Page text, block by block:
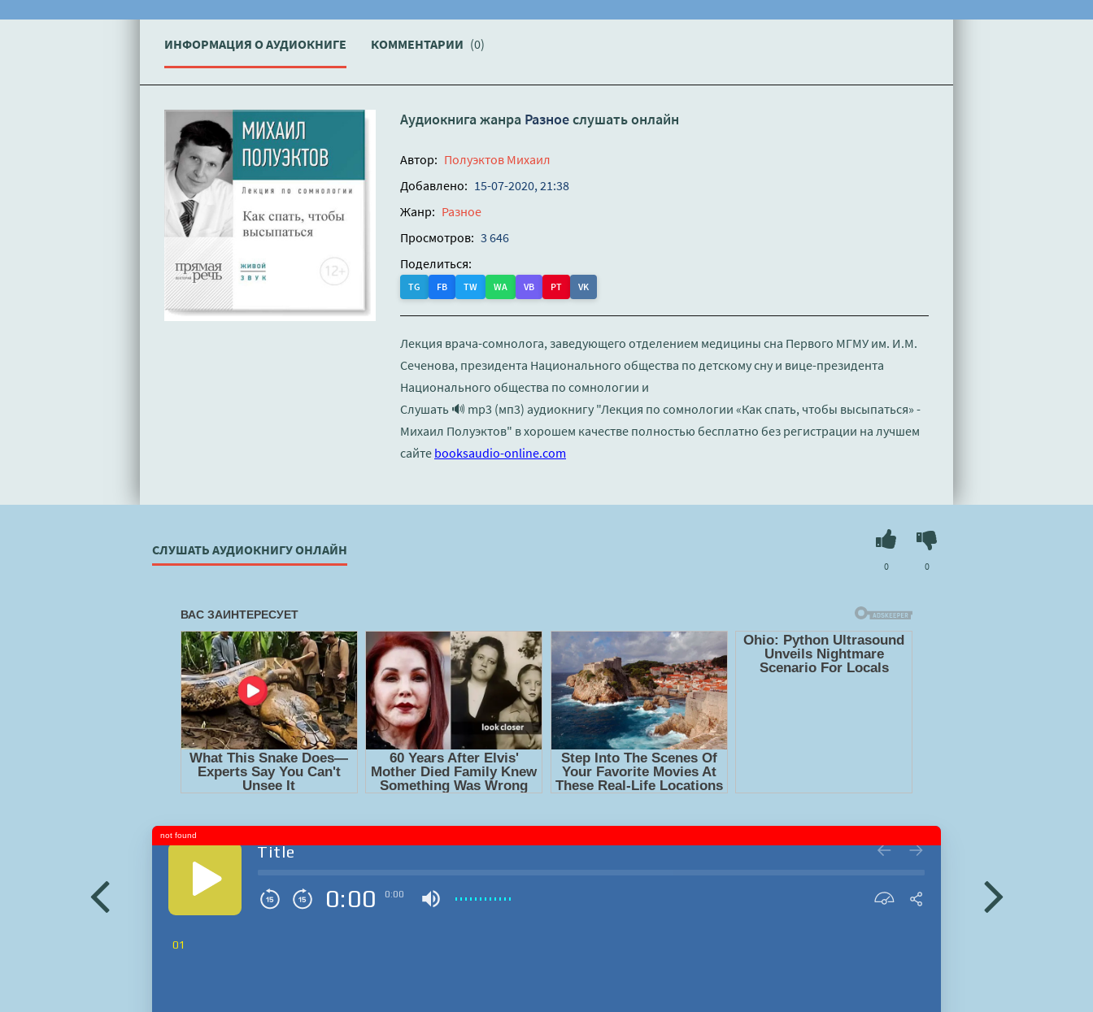
ИНФОРМАЦИЯ О АУДИОКНИГЕ КОММЕНТАРИИ (0)
Аудиокнига жанра Разноеслушать онлайн
Автор: Полуэктов Михаил
Добавлено: 15-07-2020, 21:38
Жанр: Разное
Просмотров: 3 646
Поделиться:
TG FB TW WA VB PT VK
Лекция врача-сомнолога, заведующего отделением медицины сна Первого МГМУ им. И.М.
Сеченова, президента Национального общества по детскому сну и вице-президента
Национального общества по сомнологии и
Слушать 🔊 mp3 (мп3) аудиокнигу "Лекция по сомнологии «Как спать, чтобы высыпаться» -
Михаил Полуэктов" в хорошем качестве полностью бесплатно без регистрации на лучшем
сайте booksaudio-online.com
СЛУШАТЬ АУДИОКНИГУ ОНЛАЙН
0 0
Title
0:00 0:00
01
not found